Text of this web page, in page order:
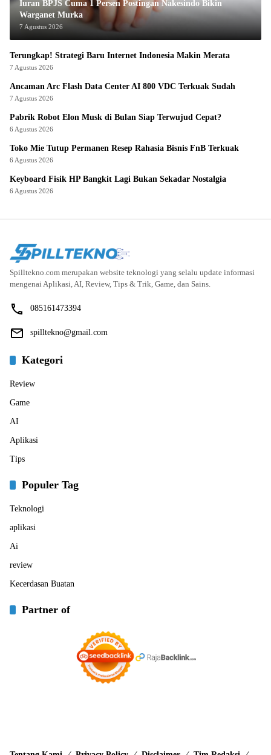
Iuran BPJS Cuma 1 Persen Postingan Nakesindo Bikin
Warganet Murka
7 Agustus 2026
Terungkap! Strategi Baru Internet Indonesia Makin Merata
7 Agustus 2026
Ancaman Arc Flash Data Center AI 800 VDC Terkuak Sudah
7 Agustus 2026
Pabrik Robot Elon Musk di Bulan Siap Terwujud Cepat?
6 Agustus 2026
Toko Mie Tutup Permanen Resep Rahasia Bisnis FnB Terkuak
6 Agustus 2026
Keyboard Fisik HP Bangkit Lagi Bukan Sekadar Nostalgia
6 Agustus 2026
Spilltekno.com merupakan website teknologi yang selalu update informasi
mengenai Aplikasi, AI, Review, Tips & Trik, Game, dan Sains.
085161473394
spilltekno@gmail.com
Kategori
Review
Game
AI
Aplikasi
Tips
Populer Tag
Teknologi
aplikasi
Ai
review
Kecerdasan Buatan
Partner of